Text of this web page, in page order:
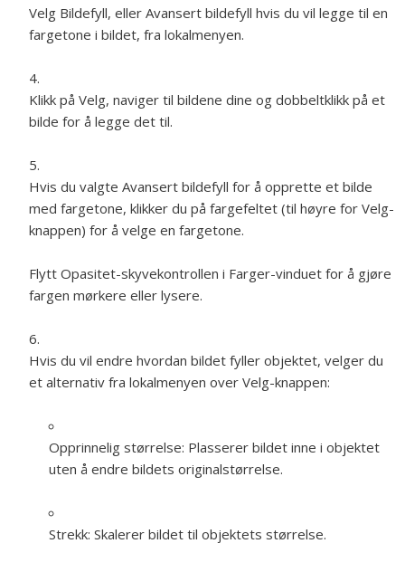
Velg Bildefyll, eller Avansert bildefyll hvis du vil legge til en
fargetone i bildet, fra lokalmenyen.
Klikk på Velg, naviger til bildene dine og dobbeltklikk på et
bilde for å legge det til.
Hvis du valgte Avansert bildefyll for å opprette et bilde
med fargetone, klikker du på fargefeltet (til høyre for Velg-
knappen) for å velge en fargetone.
Flytt Opasitet-skyvekontrollen i Farger-vinduet for å gjøre
fargen mørkere eller lysere.
Hvis du vil endre hvordan bildet fyller objektet, velger du
et alternativ fra lokalmenyen over Velg-knappen:
Opprinnelig størrelse: Plasserer bildet inne i objektet
uten å endre bildets originalstørrelse.
Strekk: Skalerer bildet til objektets størrelse.